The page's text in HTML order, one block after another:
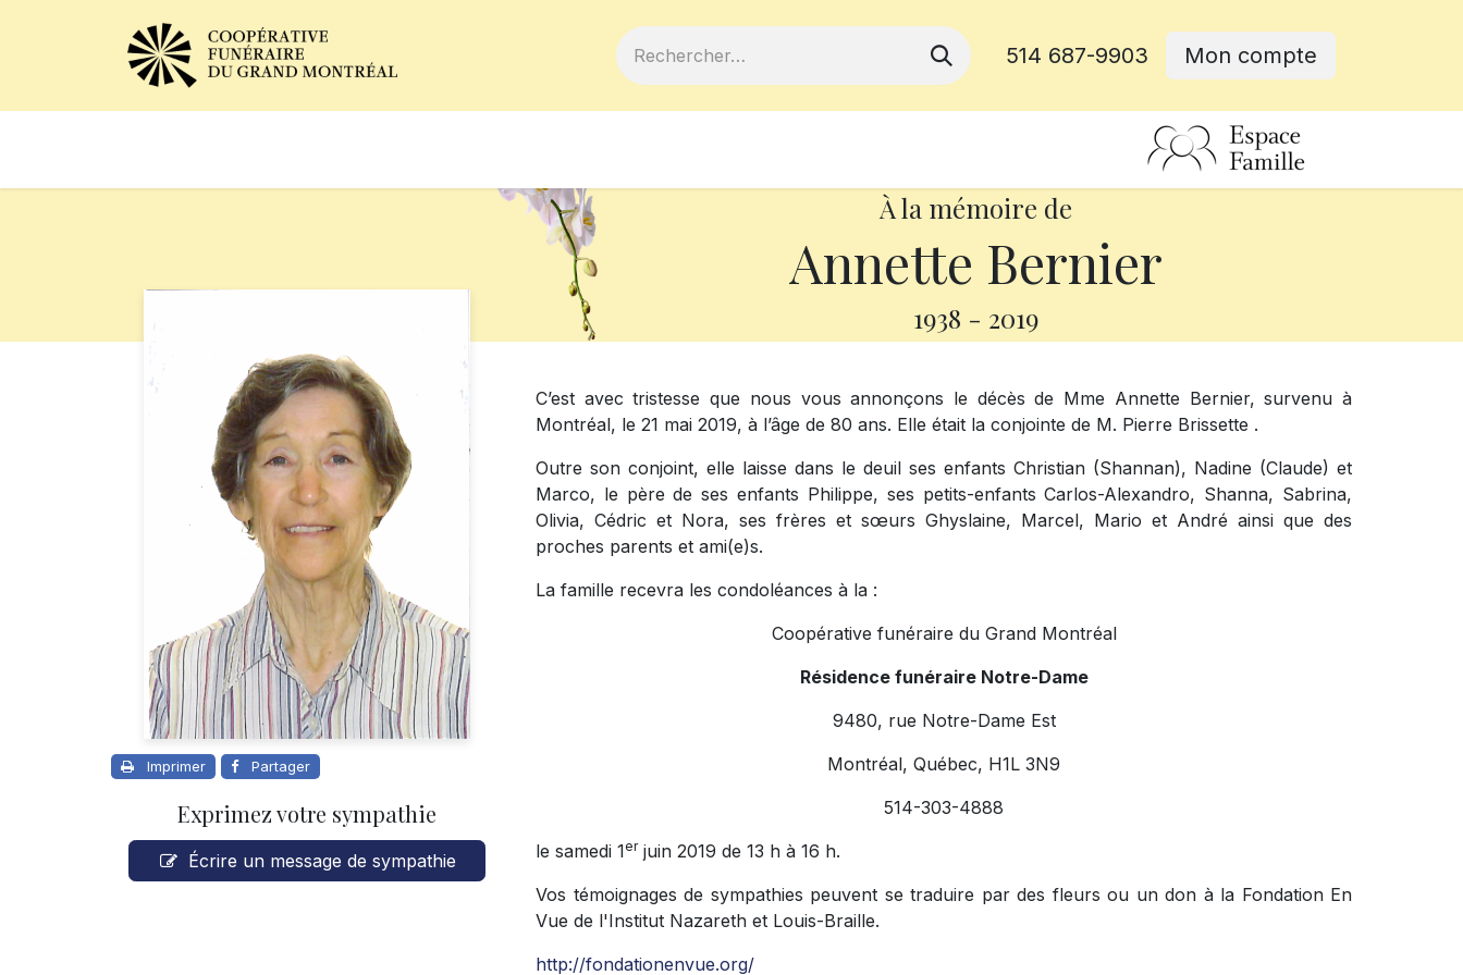
514 687-9903 Mon compte
À la mémoire de
Annette Bernier
1938 - 2019
Imprimer Partager
Exprimez votre sympathie
Écrire un message de sympathie
C’est avec tristesse que nous vous annonçons le décès de Mme Annette Bernier, survenu à
Montréal, le 21 mai 2019, à l’âge de 80 ans. Elle était la conjointe de M. Pierre Brissette .
Outre son conjoint, elle laisse dans le deuil ses enfants Christian (Shannan), Nadine (Claude) et
Marco, le père de ses enfants Philippe, ses petits-enfants Carlos-Alexandro, Shanna, Sabrina,
Olivia, Cédric et Nora, ses frères et sœurs Ghyslaine, Marcel, Mario et André ainsi que des
proches parents et ami(e)s.
La famille recevra les condoléances à la :
Coopérative funéraire du Grand Montréal
Résidence funéraire Notre-Dame
9480, rue Notre-Dame Est
Montréal, Québec, H1L 3N9
514-303-4888
le samedi 1erjuin 2019 de 13 h à 16 h.
Vos témoignages de sympathies peuvent se traduire par des fleurs ou un don à la Fondation En
Vue de l'Institut Nazareth et Louis-Braille.
http://fondationenvue.org/